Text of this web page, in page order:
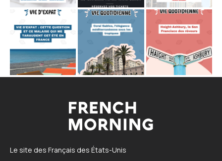
Le site des Français des États-Unis